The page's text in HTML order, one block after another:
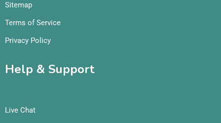
Sitemap
Terms of Service
Privacy Policy
Help & Support
Live Chat